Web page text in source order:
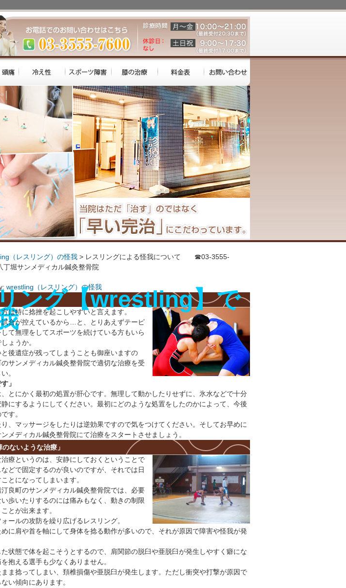
（レスリング）の怪我 > レスリングによる怪我について ☎03-3555-
堀サンメディカル鍼灸整骨院
wrestling（レスリング）の怪我
ング【wrestling】で
は特に捻挫を起こしやすいと言えます。
合が控えているから…と、とりあえずテーピ
て無理をしてスポーツを続けている方もいら
ょうか。
後遺症が残ってしまうことも御座いますの
サンメディカル鍼灸整骨院で適切な治療を受
。
」
とにかく最初の処置が肝心です。無理して動かしたりせずに、氷水などで十分
にするようにしてください。最初にどのような処置をしたのかによって、今後
す。
、マッサージをしたりは逆効果ですので気をつけてください。そしてお早めに
メディカル鍼灸整骨院にて治療をスタートさせましょう。
のないような治療」
療というのは、安静にしておくということで
どで固定するのが良いのですが、それでは日
とになってしまいます。
良町のサンメディカル鍼灸整骨院では、必要
歩いたりするのには痛みもなく、動きの制限
とが出来ます。
ールの攻防を繰り広げるレスリング。
に肩や首を軸にして身体を捻る動作が多いので、それが原因で障害や怪我が発
状態で体を起こそうとするので、肩関節の脱臼や亜脱臼が発生しやすく癖にな
抱える選手も少なくありません。
ま捻ってしまい、頚椎損傷や亜脱臼が発生します。ただし衝突や打撃が原因で
い傾向にあります。